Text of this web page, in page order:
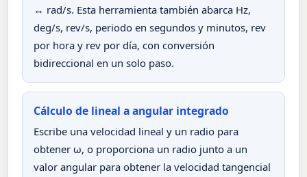
↔ rad/s. Esta herramienta también abarca Hz,
deg/s, rev/s, periodo en segundos y minutos, rev
por hora y rev por día, con conversión
bidireccional en un solo paso.
Cálculo de lineal a angular integrado
Escribe una velocidad lineal y un radio para
obtener ω, o proporciona un radio junto a un
valor angular para obtener la velocidad tangencial